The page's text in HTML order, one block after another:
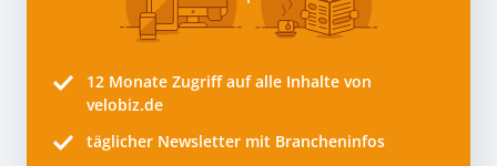
12 Monate Zugriff auf alle Inhalte von
velobiz.de
täglicher Newsletter mit Brancheninfos